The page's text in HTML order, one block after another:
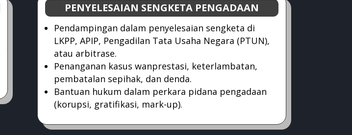
PENYELESAIAN SENGKETA PENGADAAN
Pendampingan dalam penyelesaian sengketa di
LKPP, APIP, Pengadilan Tata Usaha Negara (PTUN),
atau arbitrase.
Penanganan kasus wanprestasi, keterlambatan,
pembatalan sepihak, dan denda.
Bantuan hukum dalam perkara pidana pengadaan
(korupsi, gratifikasi, mark-up).